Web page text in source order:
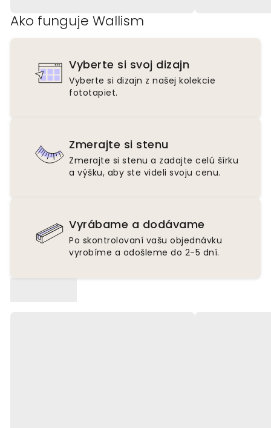
Ako funguje Wallism
Vyberte si svoj dizajn
Vyberte si dizajn z našej kolekcie
fototapiet.
Zmerajte si stenu
Zmerajte si stenu a zadajte celú šírku
a výšku, aby ste videli svoju cenu.
Vyrábame a dodávame
Po skontrolovaní vašu objednávku
vyrobíme a odošleme do 2-5 dní.